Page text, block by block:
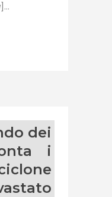
dei
i